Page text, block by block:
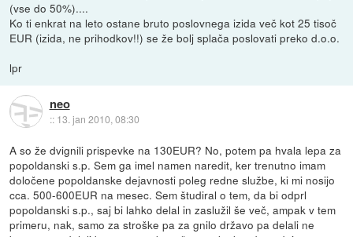
(vse do 50%)....
Ko ti enkrat na leto ostane bruto poslovnega izida več kot 25 tisoč
EUR (izida, ne prihodkov!!) se že bolj splača poslovati preko d.o.o.
lpr
neo
:: 13. jan 2010, 08:30
A so že dvignili prispevke na 130EUR? No, potem pa hvala lepa za
popoldanski s.p. Sem ga imel namen naredit, ker trenutno imam
določene popoldanske dejavnosti poleg redne službe, ki mi nosijo
cca. 500-600EUR na mesec. Sem študiral o tem, da bi odprl
popoldanski s.p., saj bi lahko delal in zaslužil še več, ampak v tem
primeru, nak, samo za stroške pa za gnilo državo pa delali ne